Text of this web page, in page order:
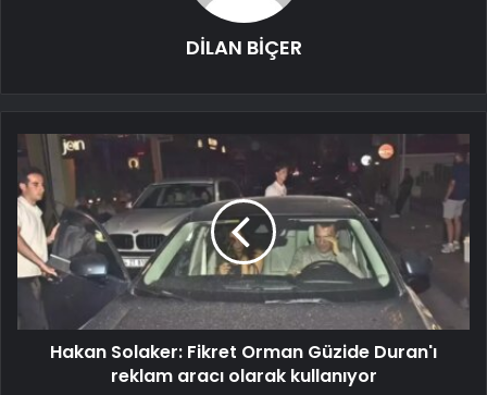
DİLAN BİÇER
Hakan Solaker: Fikret Orman Güzide Duran'ı
reklam aracı olarak kullanıyor